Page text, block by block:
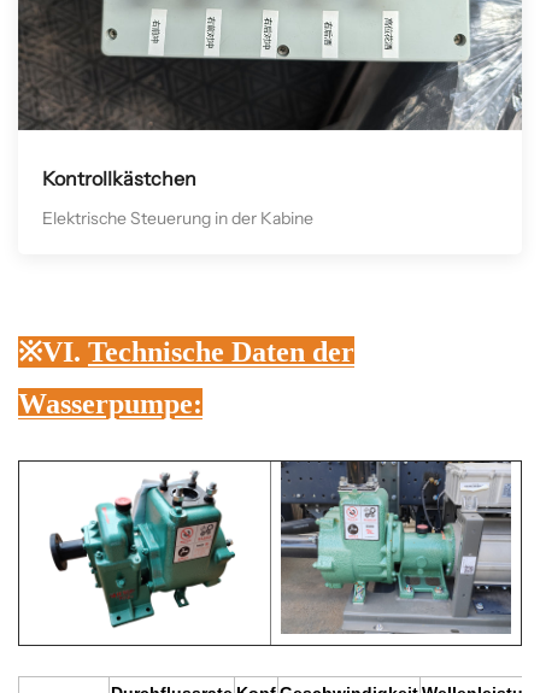
Kontrollkästchen
Elektrische Steuerung in der Kabine
※VI. Technische Daten der
Wasserpumpe: